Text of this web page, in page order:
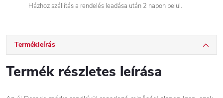
Házhoz szállítás a rendelés leadása után 2 napon belül.
Termékleírás
Termék részletes leírása